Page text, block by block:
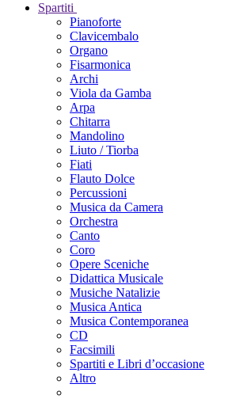
Spartiti
Pianoforte
Clavicembalo
Organo
Fisarmonica
Archi
Viola da Gamba
Arpa
Chitarra
Mandolino
Liuto / Tiorba
Fiati
Flauto Dolce
Percussioni
Musica da Camera
Orchestra
Canto
Coro
Opere Sceniche
Didattica Musicale
Musiche Natalizie
Musica Antica
Musica Contemporanea
CD
Facsimili
Spartiti e Libri d’occasione
Altro